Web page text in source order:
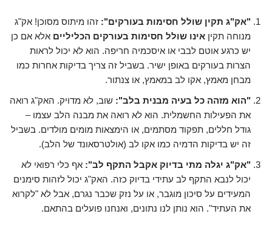
"אק"ג תקין שולל חסימות בעורקים": זהו מיתוס מסוכן! אק"ג
מנוחה תקין אינו שולל חסימות בעורקים הכליליים אלא אם כן
יש כרגע אוטם לבבי או איסכמיה חריפה. הוא לא יכול לראות
הצרות בעורקים באופן ישיר. בשביל זה צריך בדיקות אחרות כמו
מבחן מאמץ, אקו לב במאמץ, או צנתור.
"הוא מזהה כל בעיה מבנית בלב": שוב, לא מדויק. האק"ג רואה
את הפעילות החשמלית. הוא לא רואה את מבנה הלב עצמו –
גודל חללים, תפקוד מסתמים, או הימצאות מומים מולדים. בשביל
זה יש בדיקות הדמיה כמו אקו לב (אולטרסאונד של הלב).
"אק"ג יגלה מתי בדיוק אקבל התקף לב": אף כלי רפואי לא
יכול לנבא התקף לב עתידי בדיוק כזה. האק"ג יכול לזהות סימנים
המעידים על סיכון מוגבר, או על נזק שכבר נגרם, אבל לא "לקרוא
את העתיד". הוא נותן לנו נתונים, ואנחנו פועלים בהתאם.